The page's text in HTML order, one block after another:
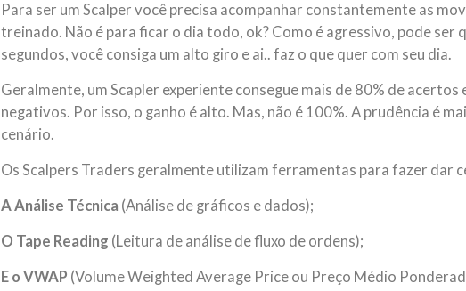
Para ser um Scalper você precisa acompanhar constantemente as
treinado. Não é para ficar o dia todo, ok? Como é agressivo, pode ser
segundos, você consiga um alto giro e ai.. faz o que quer com seu dia.
Geralmente, um Scapler experiente consegue mais de 80% de
negativos. Por isso, o ganho é alto. Mas, não é 100%. A prudência é
cenário.
Os Scalpers Traders geralmente utilizam ferramentas para fazer dar
A Análise Técnica (Análise de gráficos e dados);
O Tape Reading (Leitura de análise de fluxo de ordens);
E o VWAP (Volume Weighted Average Price ou Preço Médio